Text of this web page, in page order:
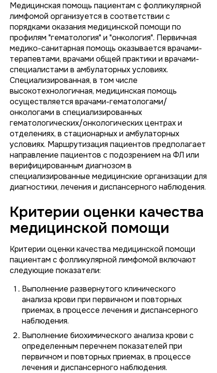
Медицинская помощь пациентам с фолликулярной
лимфомой организуется в соответствии с
порядками оказания медицинской помощи по
профилям "гематология" и "онкология". Первичная
медико-санитарная помощь оказывается врачами-
терапевтами, врачами общей практики и врачами-
специалистами в амбулаторных условиях.
Специализированная, в том числе
высокотехнологичная, медицинская помощь
осуществляется врачами-гематологами/
онкологами в специализированных
гематологических/онкологических центрах и
отделениях, в стационарных и амбулаторных
условиях. Маршрутизация пациентов предполагает
направление пациентов с подозрением на ФЛ или
верифицированным диагнозом в
специализированные медицинские организации для
диагностики, лечения и диспансерного наблюдения.
Критерии оценки качества
медицинской помощи
Критерии оценки качества медицинской помощи
пациентам с фолликулярной лимфомой включают
следующие показатели:
Выполнение развернутого клинического
анализа крови при первичном и повторных
приемах, в процессе лечения и диспансерного
наблюдения.
Выполнение биохимического анализа крови с
определенным перечнем показателей при
первичном и повторных приемах, в процессе
лечения и диспансерного наблюдения.